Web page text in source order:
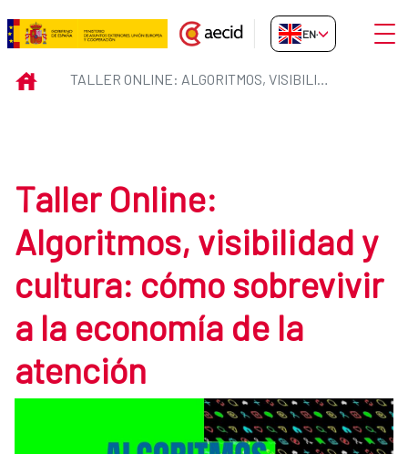
Skip to Main Content
Taller Online: Algoritmos,
EN-GB
INICIO TALLER ONLINE: ALGORITMOS, VISIBILIDAD Y CULTURA: CÓMO SOBREVIVIR A LA ECONOMÍA DE LA ATENCIÓN
Taller Online:
Algoritmos, visibilidad y
cultura: cómo sobrevivir
a la economía de la
atención